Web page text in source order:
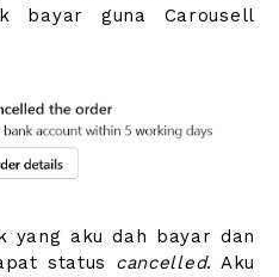
bayar guna Carousell
yang aku dah bayar dan
status cancelled. Aku